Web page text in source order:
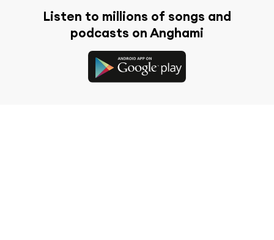
Listen to millions of songs and
podcasts on Anghami